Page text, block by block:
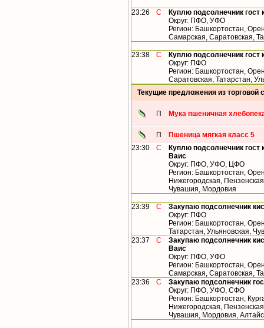
23:26 С
Куплю подсолнечник
Округ: ПФО, УФО
Регион: Башкортостан,
Самарская, Саратовская,
23:38 С
Куплю подсолнечник
Округ: ПФО
Регион: Башкортостан,
Саратовская, Татарстан,
Текущие предложения из торговой
П Мука пшеничная
П
Пшеница мягкая класс 5
23:30
С
Куплю подсолнечник
Ваис
Округ: ПФО, УФО, ЦФО
Регион: Башкортостан,
Нижегородская,
Чувашия, Мордовия
23:39 С
Закупаю подсолнечник
Округ: ПФО
Регион: Башкортостан,
Татарстан, Ульяновская,
23:37
С
Закупаю подсолнечник
Ваис
Округ: ПФО, УФО
Регион: Башкортостан,
Самарская, Саратовская,
23:36
С
Закупаю подсолнечник
Округ: ПФО, УФО, СФО
Регион: Башкортостан,
Нижегородская,
Чувашия, Мордовия,